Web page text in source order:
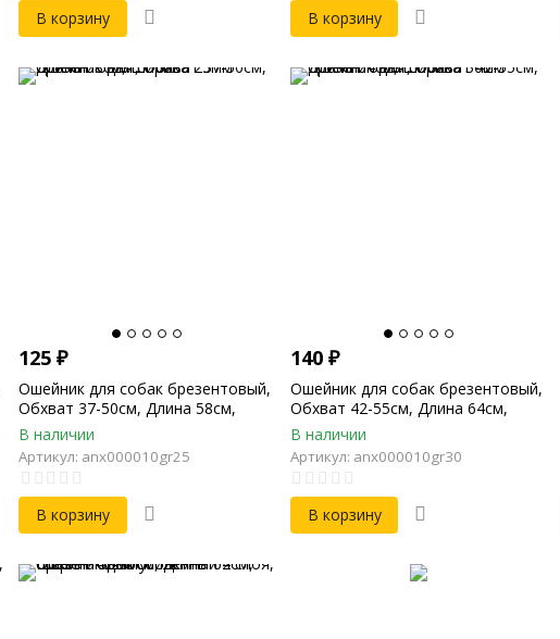
В корзину В корзину
125₽
Ошейник для собак брезентовый,
Обхват 37-50см, Длина 58см,
Ширина 25мм
В наличии
Артикул: anx000010gr25
В корзину
140 ₽
Ошейник для собак брезентовый,
Обхват 42-55см, Длина 64см,
Ширина 30мм
В наличии
Артикул: anx000010gr30
В корзину